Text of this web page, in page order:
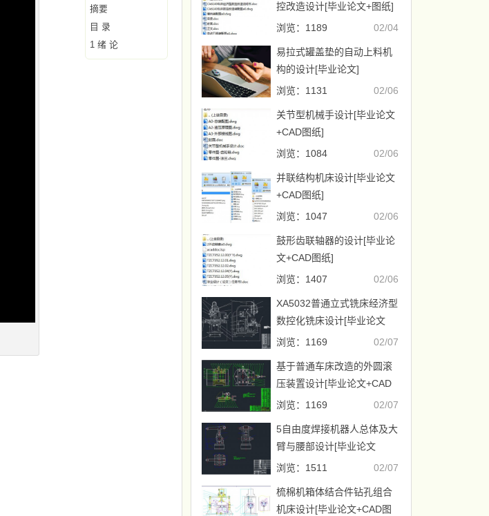
摘要
目 录
1 绪 论
控改造设计[毕业论文+图纸]
02/04
浏览：1189
易拉式罐盖垫的自动上料机
构的设计[毕业论文]
02/06
浏览：1131
关节型机械手设计[毕业论文
+CAD图纸]
02/06
浏览：1084
并联结构机床设计[毕业论文
+CAD图纸]
02/06
浏览：1047
鼓形齿联轴器的设计[毕业论
文+CAD图纸]
02/06
浏览：1407
XA5032普通立式铣床经济型
数控化铣床设计[毕业论文
+CAD图纸]
02/07
浏览：1169
基于普通车床改造的外圆滚
压装置设计[毕业论文+CAD
图纸]
02/07
浏览：1169
5自由度焊接机器人总体及大
臂与腰部设计[毕业论文
+CAD图纸]
02/07
浏览：1511
梳棉机箱体结合件钻孔组合
机床设计[毕业论文+CAD图